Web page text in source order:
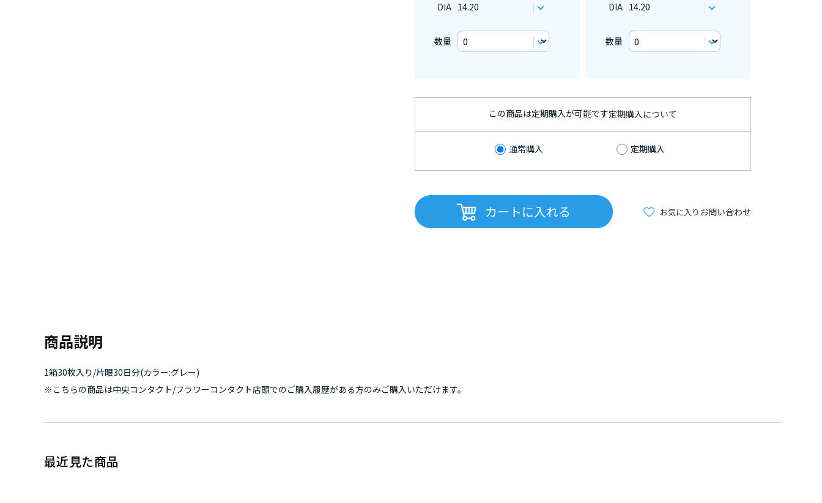
DIA 14.20 DIA 14.20
数量 数量
この商品は定期購入が可能です定期購入について
通常購入 定期購入
カートに入れる お問い合わせ
お気に入り
商品説明
1箱30枚入り/片眼30日分(カラー:グレー)
※こちらの商品は中央コンタクト/フラワーコンタクト店頭でのご購入履歴がある方のみご購入いただけます。
最近見た商品